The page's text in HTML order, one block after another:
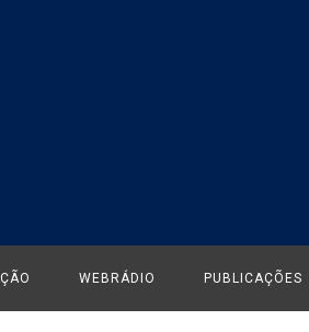
WEBRÁDIO PUBLICAÇÕES